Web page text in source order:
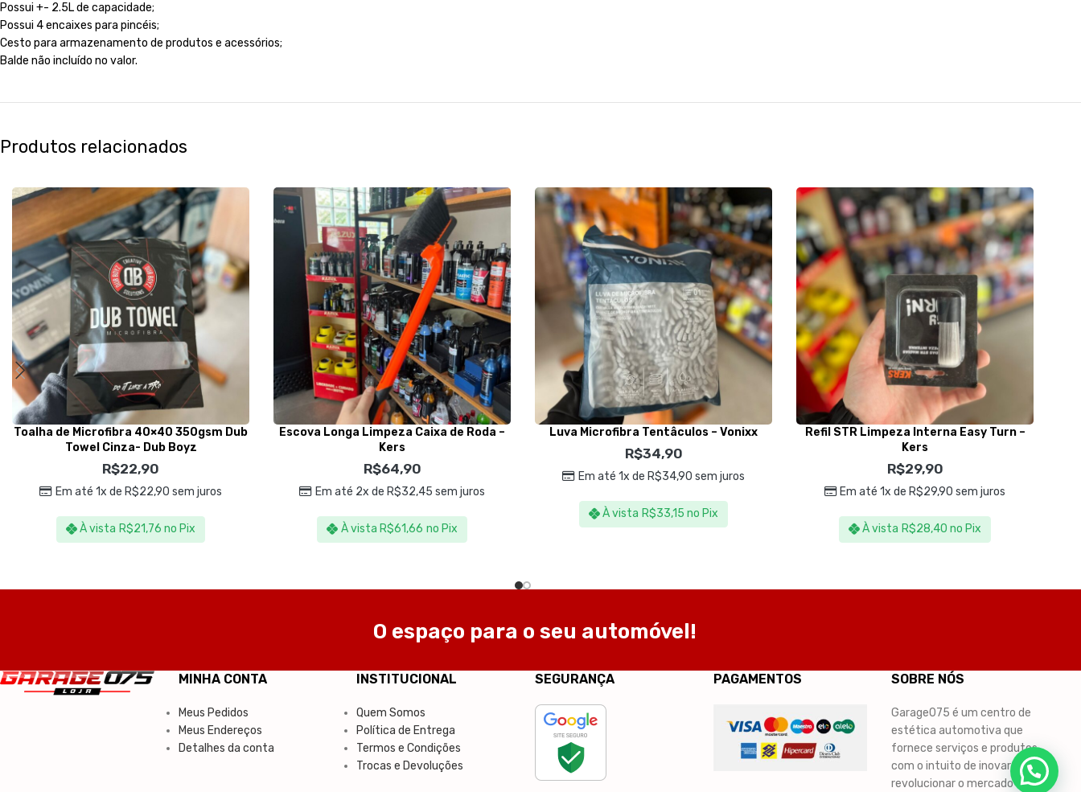
Possui +- 2.5L de capacidade;
Possui 4 encaixes para pincéis;
Cesto para armazenamento de produtos e acessórios;
Balde não incluído no valor.
Produtos relacionados
Toalha de Microfibra 40×40 350gsm Dub
Towel Cinza- Dub Boyz
R$22,90
Em até 1x de R$22,90 sem juros
À vista R$21,76 no Pix
Escova Longa Limpeza Caixa de Roda –
Kers
R$64,90
Em até 2x de R$32,45 sem juros
À vista R$61,66 no Pix
Luva Microfibra Tentâculos – Vonixx
R$34,90
Em até 1x de R$34,90 sem juros
À vista R$33,15 no Pix
Refil STR Limpeza Interna Easy Turn –
Kers
R$29,90
Em até 1x de R$29,90 sem juros
À vista R$28,40 no Pix
O espaço para o seu automóvel!
MINHA CONTA
Meus Pedidos
Meus Endereços
Detalhes da conta
INSTITUCIONAL
Quem Somos
Política de Entrega
Termos e Condições
Trocas e Devoluções
SEGURANÇA PAGAMENTOS SOBRE NÓS
Garage075 é um centro de
estética automotiva que
fornece serviços e produtos,
com o intuito de inovar e
revolucionar o mercado de